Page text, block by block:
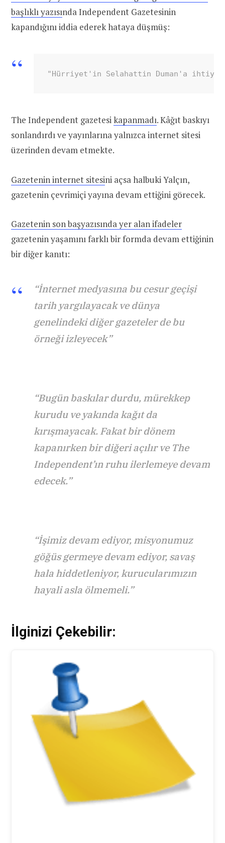
başlıklı yazısında Independent Gazetesinin
kapandığını iddia ederek hataya düşmüş:
"Hürriyet'in Selahattin Duman'a ihtiyaç
The Independent gazetesikapanmadı. Kâğıt baskıyı
sonlandırdı ve yayınlarına yalnızca internet sitesi
üzerinden devam etmekte.
Gazetenin internet sitesini açsa halbuki Yalçın,
gazetenin çevrimiçi yayına devam ettiğini görecek.
Gazetenin son başyazısında yer alan ifadeler
gazetenin yaşamını farklı bir formda devam ettiğinin
bir diğer kanıtı:
“İnternet medyasına bu cesur geçişi
tarih yargılayacak ve dünya
genelindeki diğer gazeteler de bu
örneği izleyecek”
“Bugün baskılar durdu, mürekkep
kurudu ve yakında kağıt da
kırışmayacak. Fakat bir dönem
kapanırken bir diğeri açılır ve The
Independent’ın ruhu ilerlemeye devam
edecek.”
“İşimiz devam ediyor, misyonumuz
göğüs germeye devam ediyor, savaş
hala hiddetleniyor, kurucularımızın
hayali asla ölmemeli.”
İlginizi Çekebilir: